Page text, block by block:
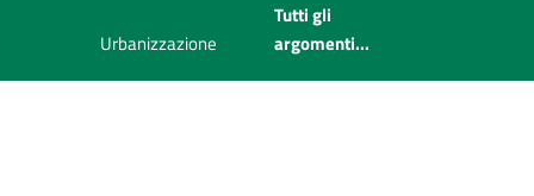
Urbanizzazione
Tutti gli
argomenti...